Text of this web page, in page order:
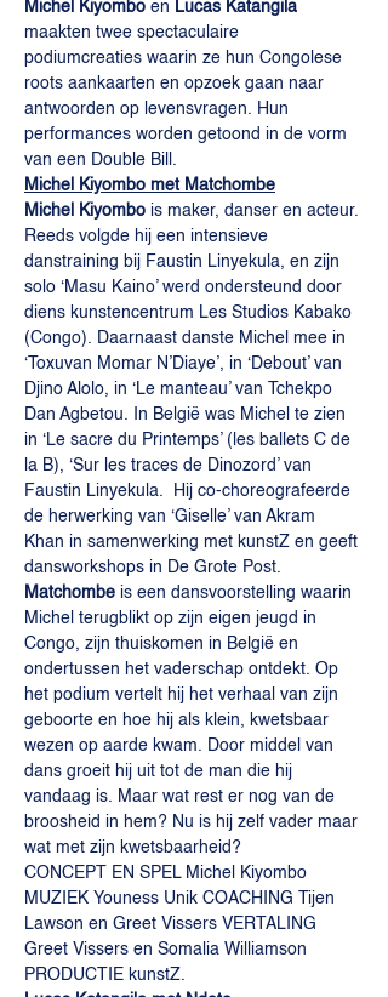
Michel Kiyombo en Lucas Katangila
maakten twee spectaculaire
podiumcreaties waarin ze hun Congolese
roots aankaarten en opzoek gaan naar
antwoorden op levensvragen. Hun
performances worden getoond in de vorm
van een Double Bill.
Michel Kiyombo met Matchombe
Michel Kiyombo is maker, danser en acteur.
Reeds volgde hij een intensieve
danstraining bij Faustin Linyekula, en zijn
solo ‘Masu Kaino’ werd ondersteund door
diens kunstencentrum Les Studios Kabako
(Congo). Daarnaast danste Michel mee in
‘Toxuvan Momar N’Diaye’, in ‘Debout’ van
Djino Alolo, in ‘Le manteau’ van Tchekpo
Dan Agbetou. In België was Michel te zien
in ‘Le sacre du Printemps’ (les ballets C de
la B), ‘Sur les traces de Dinozord’ van
Faustin Linyekula.  Hij co-choreografeerde
de herwerking van ‘Giselle’ van Akram
Khan in samenwerking met kunstZ en geeft
dansworkshops in De Grote Post.
Matchombe is een dansvoorstelling waarin
Michel terugblikt op zijn eigen jeugd in
Congo, zijn thuiskomen in België en
ondertussen het vaderschap ontdekt. Op
het podium vertelt hij het verhaal van zijn
geboorte en hoe hij als klein, kwetsbaar
wezen op aarde kwam. Door middel van
dans groeit hij uit tot de man die hij
vandaag is. Maar wat rest er nog van de
broosheid in hem? Nu is hij zelf vader maar
wat met zijn kwetsbaarheid?
CONCEPT EN SPEL Michel Kiyombo
MUZIEK Youness Unik COACHING Tijen
Lawson en Greet Vissers VERTALING
Greet Vissers en Somalia Williamson
PRODUCTIE kunstZ.